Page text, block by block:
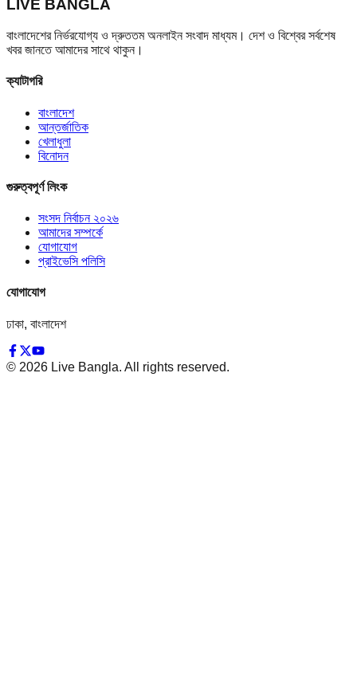
LIVE BANGLA
বাংলাদেশের নির্ভরযোগ্য ও দ্রুততম অনলাইন সংবাদ মাধ্যম। দেশ ও বিশ্বের সর্বশেষ
খবর জানতে আমাদের সাথে থাকুন।
ক্যাটাগরি
বাংলাদেশ
আন্তর্জাতিক
খেলাধুলা
বিনোদন
গুরুত্বপূর্ণ লিংক
সংসদ নির্বাচন ২০২৬
আমাদের সম্পর্কে
যোগাযোগ
প্রাইভেসি পলিসি
যোগাযোগ
ঢাকা, বাংলাদেশ
© 2026 Live Bangla. All rights reserved.